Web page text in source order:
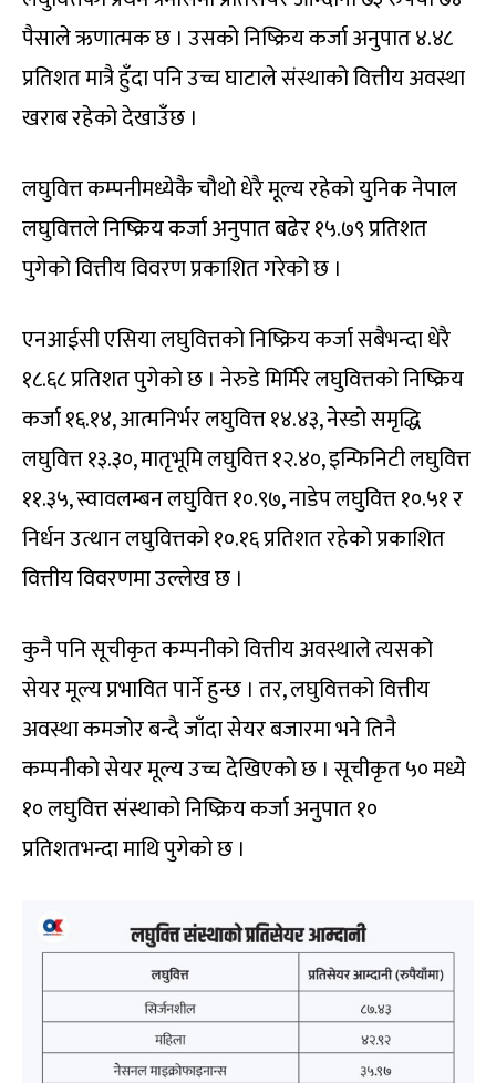
पैसाले ऋणात्मक छ । उसको निष्क्रिय कर्जा अनुपात ४.४८
प्रतिशत मात्रै हुँदा पनि उच्च घाटाले संस्थाको वित्तीय अवस्था
खराब रहेको देखाउँछ ।
लघुवित्त कम्पनीमध्येकै चौथो धेरै मूल्य रहेको युनिक नेपाल
लघुवित्तले निष्क्रिय कर्जा अनुपात बढेर १५.७९ प्रतिशत
पुगेको वित्तीय विवरण प्रकाशित गरेको छ ।
एनआईसी एसिया लघुवित्तको निष्क्रिय कर्जा सबैभन्दा धेरै
१८.६८ प्रतिशत पुगेको छ । नेरुडे मिर्मिरे लघुवित्तको निष्क्रिय
कर्जा १६.१४, आत्मनिर्भर लघुवित्त १४.४३, नेस्डो समृद्धि
लघुवित्त १३.३०, मातृभूमि लघुवित्त १२.४०, इन्फिनिटी लघुवित्त
११.३५, स्वावलम्बन लघुवित्त १०.९७, नाडेप लघुवित्त १०.५१ र
निर्धन उत्थान लघुवित्तको १०.१६ प्रतिशत रहेको प्रकाशित
वित्तीय विवरणमा उल्लेख छ ।
कुनै पनि सूचीकृत कम्पनीको वित्तीय अवस्थाले त्यसको
सेयर मूल्य प्रभावित पार्ने हुन्छ । तर, लघुवित्तको वित्तीय
अवस्था कमजोर बन्दै जाँदा सेयर बजारमा भने तिनै
कम्पनीको सेयर मूल्य उच्च देखिएको छ । सूचीकृत ५० मध्ये
१० लघुवित्त संस्थाको निष्क्रिय कर्जा अनुपात १०
प्रतिशतभन्दा माथि पुगेको छ ।